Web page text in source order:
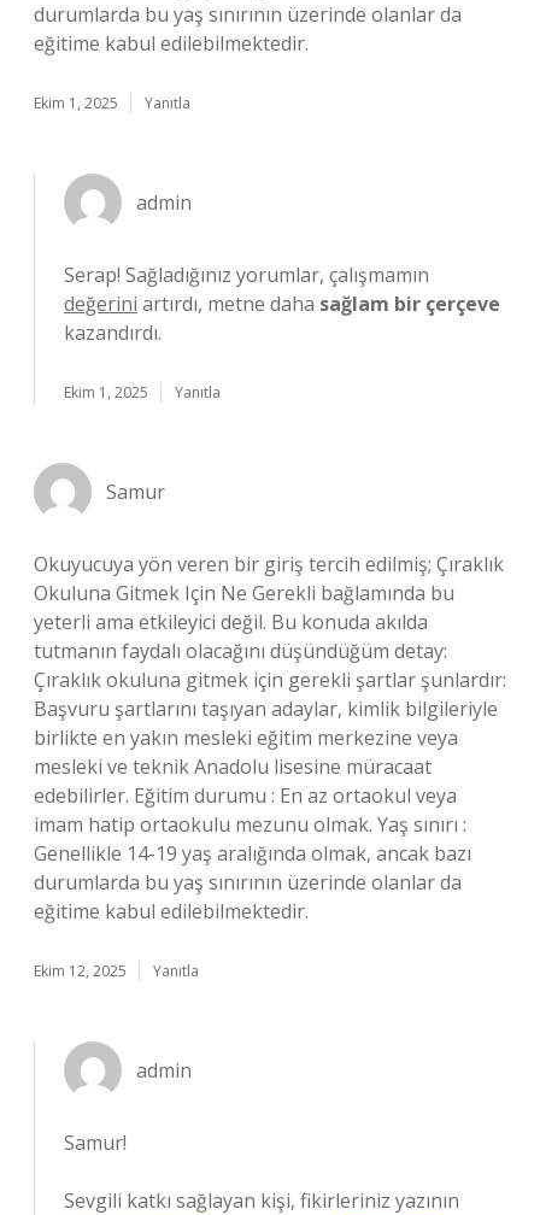
durumlarda bu yaş sınırının üzerinde olanlar da
eğitime kabul edilebilmektedir.
Ekim 1, 2025 Yanıtla
admin
Serap! Sağladığınız yorumlar, çalışmamın
değerini artırdı, metne daha sağlam bir çerçeve
kazandırdı.
Ekim 1, 2025 Yanıtla
Samur
Okuyucuya yön veren bir giriş tercih edilmiş; Çıraklık
Okuluna Gitmek Için Ne Gerekli bağlamında bu
yeterli ama etkileyici değil. Bu konuda akılda
tutmanın faydalı olacağını düşündüğüm detay:
Çıraklık okuluna gitmek için gerekli şartlar şunlardır:
Başvuru şartlarını taşıyan adaylar, kimlik bilgileriyle
birlikte en yakın mesleki eğitim merkezine veya
mesleki ve teknik Anadolu lisesine müracaat
edebilirler. Eğitim durumu : En az ortaokul veya
imam hatip ortaokulu mezunu olmak. Yaş sınırı :
Genellikle 14-19 yaş aralığında olmak, ancak bazı
durumlarda bu yaş sınırının üzerinde olanlar da
eğitime kabul edilebilmektedir.
Ekim 12, 2025 Yanıtla
admin
Samur!
Sevgili katkı sağlayan kişi, fikirleriniz yazının